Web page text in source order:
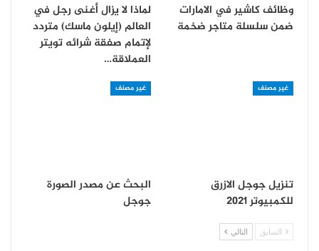
وظائف كاشير في الامارات
ضمن سلسلة متاجر ضخمة
لماذا لا يزال أغنى رجل في
العالم (إيلون ماسك) متردد
لإتمام صفقة شرائه تويتر
العملاقة…
غير مصنف
تنزيل جوجل الازرق
للكمبيوتر 2021
غير مصنف
البحث عن مصدر الصورة
جوجل
السابق التالي